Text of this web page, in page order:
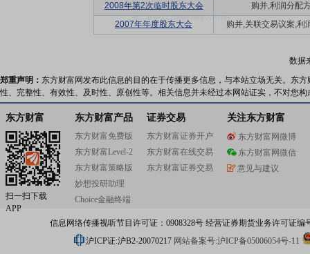
2008年第2次临时股东大会
购并,利润分配
2007年年度股东大会
购并,关联交易议案,利
数据
郑重声明： 东方财富网发布此信息的目的在于传播更多信息，与本站立场无关。东
性、完整性、有效性、及时性、原创性等。相关信息并未经过本网站证实，不对您
东方财富
扫一扫下载
APP
东方财富产品
东方财富免费版
东方财富Level-2
东方财富策略版
妙想投研助理
Choice金融终端
证券交易
东方财富证券开户
东方财富在线交易
东方财富证券交易
关注东方财富
东方财富网微博
东方财富网微信
意见与建议
信息网络传播视听节目许可证：0908328号 经营证券期货业务许可证编
沪ICP证:沪B2-20070217 网站备案号:沪ICP备05006054号-11